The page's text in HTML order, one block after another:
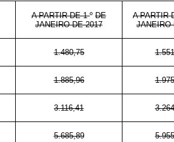
A PARTIR DE 1º DE
JANEIRO DE 2017
A PARTIR
JANEIRO
1.480,75
1.885,96
3.116,41
5.685,89